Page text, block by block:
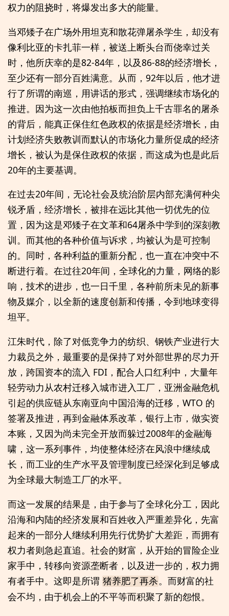
权力的阻挠时，将爆发出多大的能量。
当邓矮子在广场外用坦克和散花弹屠杀学生，却没有
像利比亚的卡扎菲一样，被送上断头台而侥幸过关
时，他所庆幸的是82-84年，以及86-88的经济增长，
至少还有一部分百姓满意。从而，92年以后，他才进
行了所谓的南巡，用讲话的形式，强调继续市场化的
推进。因为这一次由他拍板而担负上千古罪名的屠杀
的背后，能真正保住红色政权的依据是经济增长，由
计划经济失败教训而默认的市场化力量所促成的经济
增长，被认为是保住政权的依据，而这成为也是此后
20年的主要基调。
在过去20年间，无论社会及统治阶层内部充满何种尖
锐矛盾，经济增长，被排在远比其他一切优先的位
置，因为这是邓矮子在文革和64屠杀中学到的深刻教
训。而其他的各种价值与诉求，均被认为是可控制
的。同时，各种利益的重新分配，也一直在冲突中不
断进行着。在过往20年间，全球化的力量，网络的影
响，技术的进步，也一日千里，各种前所未见的新事
物及媒介，以全新的速度创新和传播，令到地球变得
坦平。
江朱时代，除了对低竞争力的纺织、钢铁产业进行大
力裁员之外，最重要的是保持了对外部世界的尽力开
放，跨国资本的流入 FDI，配合人口红利中，大量年
轻劳动力从农村迁移入城市进入工厂，亚洲金融危机
引起的供应链从东南亚向中国沿海的迁移，WTO 的
签署及推进，再到金融体系改革，银行上市，做实资
本账，又因为尚未完全开放而躲过2008年的金融海
啸，这一系列事件，均使整体经济在风浪中继续成
长，而工业的生产水平及管理制度已经深化到足够成
为全球最大制造工厂的水平。
而这一发展的结果是，由于参与了全球化分工，因此
沿海和内陆的经济发展和百姓收入严重差异化，先富
起来的一部分人继续利用先行优势扩大差距，而拥有
权力者则急起直追。社会的财富，从开始的冒险企业
家手中，转移向资源垄断者，以及进一步的，权力拥
有者手中。这即是所谓 猪养肥了再杀。而财富的社
会不均，由于机会上的不平等而积聚了新的怨恨。